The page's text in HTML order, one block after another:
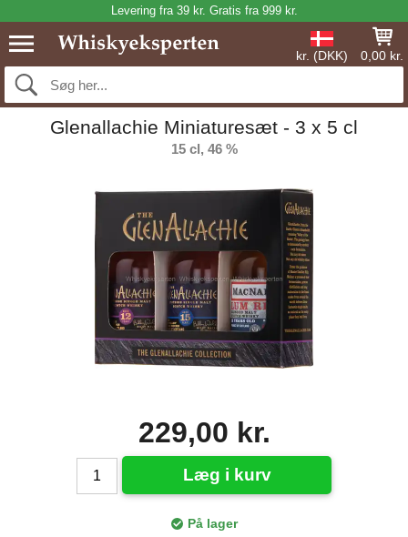
Levering fra 39 kr. Gratis fra 999 kr.
kr. (DKK) 0,00 kr.
Glenallachie Miniaturesæt - 3 x 5 cl
15 cl, 46 %
229,00 kr.
Læg i kurv
På lager